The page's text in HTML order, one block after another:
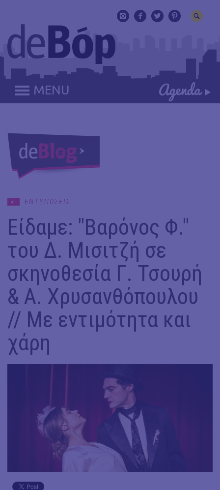
MENU
ΕΝΤΥΠΩΣΕΙΣ
Είδαμε: "Βαρόνος Φ."
του Δ. Μισιτζή σε
σκηνοθεσία Γ. Τσουρή
& Α. Χρυσανθόπουλου
// Με εντιμότητα και
χάρη